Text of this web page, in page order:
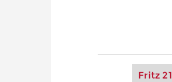
Fritz 21